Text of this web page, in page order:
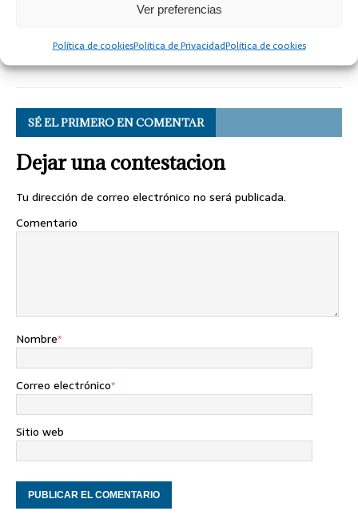
Ver preferencias
Política de cookiesPolítica de PrivacidadPolítica de cookies
SIGUIENTE
SÉ EL PRIMERO EN COMENTAR
Dejar una contestacion
Tu dirección de correo electrónico no será publicada.
Comentario
Nombre*
Correo electrónico*
Sitio web